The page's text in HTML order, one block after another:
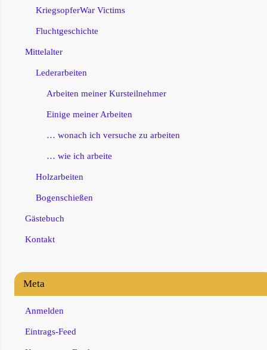
KriegsopferWar Victims
Fluchtgeschichte
Mittelalter
Lederarbeiten
Arbeiten meiner Kursteilnehmer
Einige meiner Arbeiten
… wonach ich versuche zu arbeiten
… wie ich arbeite
Holzarbeiten
Bogenschießen
Gästebuch
Kontakt
Meta
Anmelden
Eintrags-Feed